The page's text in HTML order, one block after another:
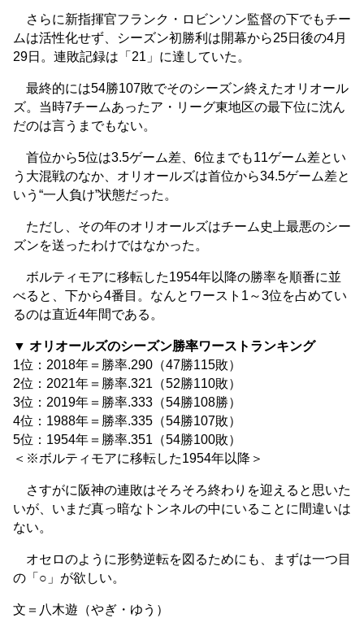
さらに新指揮官フランク・ロビンソン監督の下でもチー
ムは活性化せず、シーズン初勝利は開幕から25日後の4月
29日。連敗記録は「21」に達していた。
最終的には54勝107敗でそのシーズン終えたオリオール
ズ。当時7チームあったア・リーグ東地区の最下位に沈ん
だのは言うまでもない。
首位から5位は3.5ゲーム差、6位までも11ゲーム差とい
う大混戦のなか、オリオールズは首位から34.5ゲーム差と
いう“一人負け”状態だった。
ただし、その年のオリオールズはチーム史上最悪のシー
ズンを送ったわけではなかった。
ボルティモアに移転した1954年以降の勝率を順番に並
べると、下から4番目。なんとワースト1～3位を占めてい
るのは直近4年間である。
▼ オリオールズのシーズン勝率ワーストランキング
1位：2018年＝勝率.290（47勝115敗）
2位：2021年＝勝率.321（52勝110敗）
3位：2019年＝勝率.333（54勝108勝）
4位：1988年＝勝率.335（54勝107敗）
5位：1954年＝勝率.351（54勝100敗）
＜※ボルティモアに移転した1954年以降＞
さすがに阪神の連敗はそろそろ終わりを迎えると思いた
いが、いまだ真っ暗なトンネルの中にいることに間違いは
ない。
オセロのように形勢逆転を図るためにも、まずは一つ目
の「○」が欲しい。
文＝八木遊（やぎ・ゆう）